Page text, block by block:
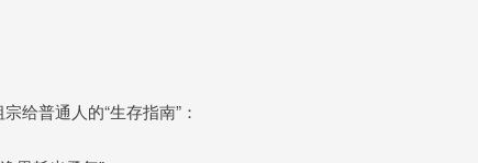
给普通人的“生存指南”：